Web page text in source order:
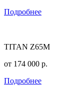
Подробнее
TITAN Z65M
от 174 000 р.
Подробнее